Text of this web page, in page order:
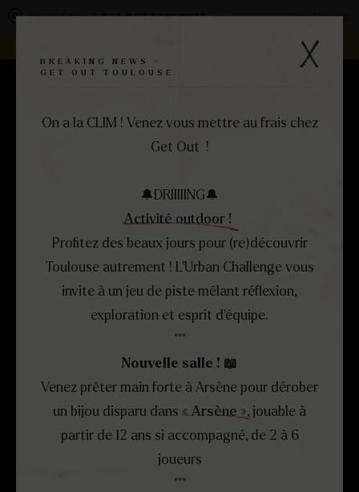
VOUS ÊTES ÀGET OUT TOULOUSE Changer de centre
BREAKING NEWS -
GET OUT TOULOUSE
On a la CLIM ! Venez vous mettre au frais chez
Get Out !
🔔​​​​DRIIIIING🔔​​
Activité outdoor !
Profitez des beaux jours pour (re)découvrir
Toulouse autrement ! L’Urban Challenge vous
invite à un jeu de piste mêlant réflexion,
exploration et esprit d’équipe.
***
Nouvelle salle ! 📖
Venez prêter main forte à Arsène pour dérober
un bijou disparu dans « Arsène », jouable à
partir de 12 ans si accompagné, de 2 à 6
joueurs
***